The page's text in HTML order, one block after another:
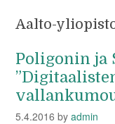
Aalto-
Poligonin ja
5.4.2016 byadmin